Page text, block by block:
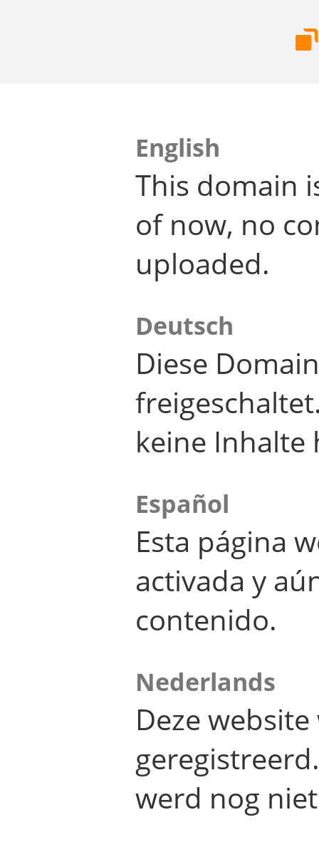
English
This domain
of now, no
uploaded.
Deutsch
Diese
keine Inhalte
Español
Esta página
activada y
contenido.
Nederlands
Deze
werd nog